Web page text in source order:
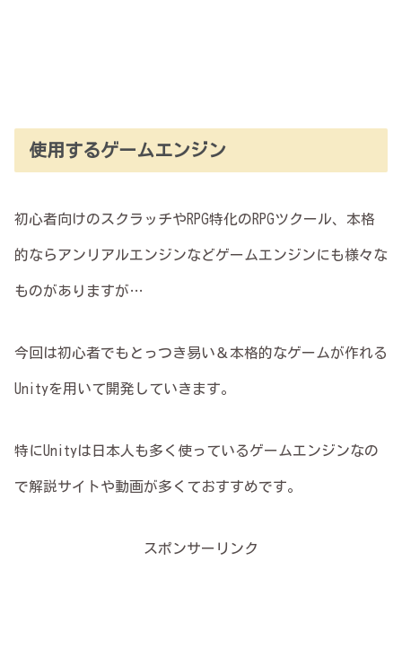
使用するゲームエンジン
初心者向けのスクラッチやRPG特化のRPGツクール、本格
的ならアンリアルエンジンなどゲームエンジンにも様々な
ものがありますが…
今回は初心者でもとっつき易い＆本格的なゲームが作れる
Unityを用いて開発していきます。
特にUnityは日本人も多く使っているゲームエンジンなの
で解説サイトや動画が多くておすすめです。
スポンサーリンク